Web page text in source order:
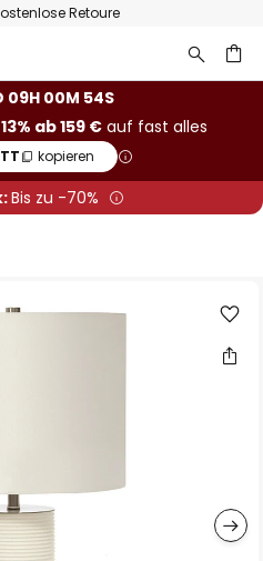
Retoure
09H 00M 53S
ab 159 €auf fast alles
kopieren
Bis zu -70%